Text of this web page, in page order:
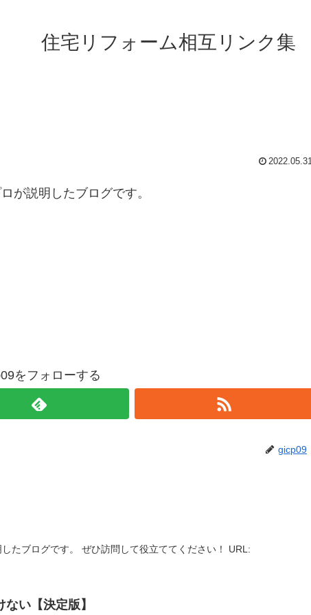
住宅リフォーム相互リンク集
2022.05.31
が説明したブログです。
をフォローする
gicp09
たブログです。 ぜひ訪問して役立ててください！ URL:
い【決定版】